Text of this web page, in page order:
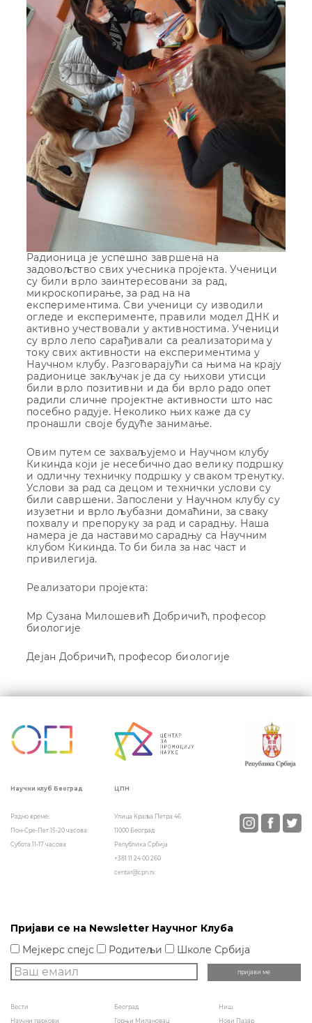
Радионица је успешно завршена на
задовољство свих учесника пројекта. Ученици
су били врло заинтересовани за рад,
микроскопирање, за рад на на
експериментима. Сви ученици су изводили
огледе и експерименте, правили модел ДНК и
активно учествовали у активностима. Ученици
су врло лепо сарађивали са реализаторима у
току свих активности на експериментима у
Научном клубу. Разговарајући са њима на крају
радионице закључак је да су њихови утисци
били врло позитивни и да би врло радо опет
радили сличне пројектне активности што нас
посебно радује. Неколико њих каже да су
пронашли своје будуће занимање.
Овим путем се захваљујемо и Научном клубу
Кикинда који је несебично дао велику подршку
и одличну техничку подршку у сваком тренутку.
Услови за рад са децом и технички услови су
били савршени. Запослени у Научном клубу су
изузетни и врло љубазни домаћини, за сваку
похвалу и препоруку за рад и сарадњу. Наша
намера је да наставимо сарадњу са Научним
клубом Кикинда. То би била за нас част и
привилегија.
Реализатори пројекта:
Мр Сузана Милошевић Добричић, професор
биологије
Дејан Добричић, професор биологије
Кретање
Научни клуб Београд
Радно време:
Пон-Сре-Пет 15-20 часова
Субота 11-17 часова
ЦПН
Улица Краља Петра 46
11000 Београд
Република Србија
+381 11 24 00 260
centar@cpn.rs
Пријави се на Newsletter Научног Клуба
Мејкерс спејс
Родитељи Школе Србија
Вести
Научни паркови
Београд
Горњи Милановац
Ниш
Нови Пазар